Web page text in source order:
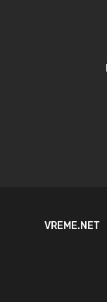
VREME.NET